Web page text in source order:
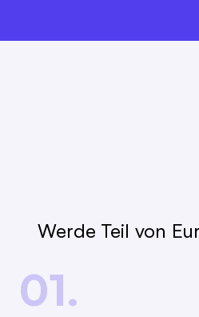
Werde Teil von
01.